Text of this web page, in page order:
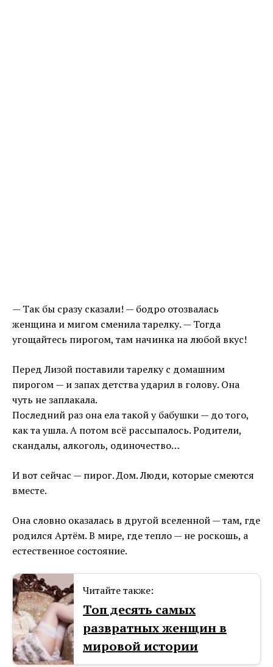
— Так бы сразу сказали! — бодро отозвалась
женщина и мигом сменила тарелку. — Тогда
угощайтесь пирогом, там начинка на любой вкус!
Перед Лизой поставили тарелку с домашним
пирогом — и запах детства ударил в голову. Она
чуть не заплакала.
Последний раз она ела такой у бабушки — до того,
как та ушла. А потом всё рассыпалось. Родители,
скандалы, алкоголь, одиночество…
И вот сейчас — пирог. Дом. Люди, которые смеются
вместе.
Она словно оказалась в другой вселенной — там, где
родился Артём. В мире, где тепло — не роскошь, а
естественное состояние.
Читайте также:
Топ десять самых
развратных женщин в
мировой истории